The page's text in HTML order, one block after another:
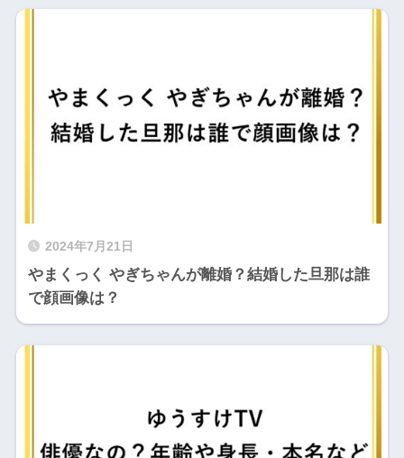
2024年7月21日
やまくっく やぎちゃんが離婚？結婚した旦那は誰
で顔画像は？